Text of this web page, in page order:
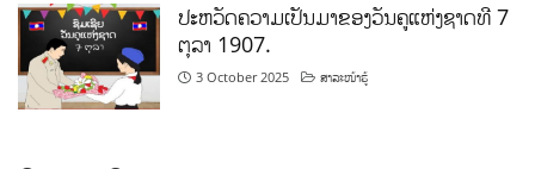
ປະຫວັດຄວາມເປັນມາຂອງວັນຄູແຫ່ງຊາດທີ 7
ຕຸລາ 1907.
3 October 2025 ສາລະໜ້າຮູ້